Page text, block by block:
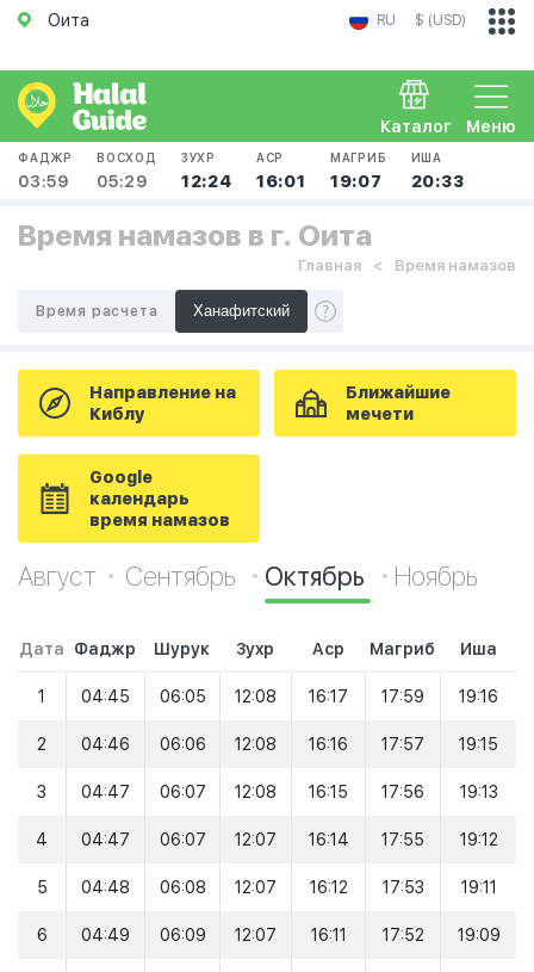
Оита RU $ (USD)
Меню
Каталог
ФАДЖР
03:59
ВОСХОД
05:29
ЗУХР
12:24
АСР
16:01
МАГРИБ
19:07
ИША
20:33
Время намазов в г. Оита
Главная Время намазов
Время расчета
Направление на
Киблу
Ближайшие
мечети
Google
календарь
время намазов
Август Сентябрь Октябрь Ноябрь
Дата Фаджр Шурук Зухр Аср Магриб Иша
1 04:45 06:05 12:08 16:17 17:59 19:16
2 04:46 06:06 12:08 16:16 17:57 19:15
3 04:47 06:07 12:08 16:15 17:56 19:13
4 04:47 06:07 12:07 16:14 17:55 19:12
5 04:48 06:08 12:07 16:12 17:53 19:11
6 04:49 06:09 12:07 16:11 17:52 19:09